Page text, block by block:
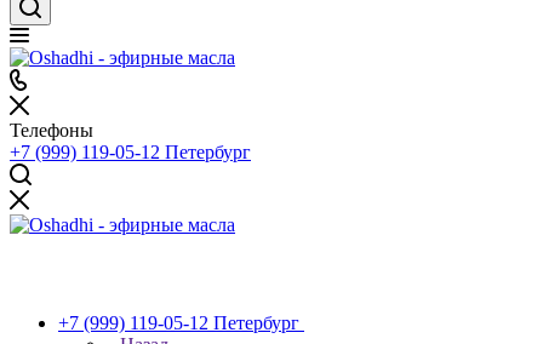
Телефоны
+7 (999) 119-05-12 Петербург
+7 (999) 119-05-12 Петербург